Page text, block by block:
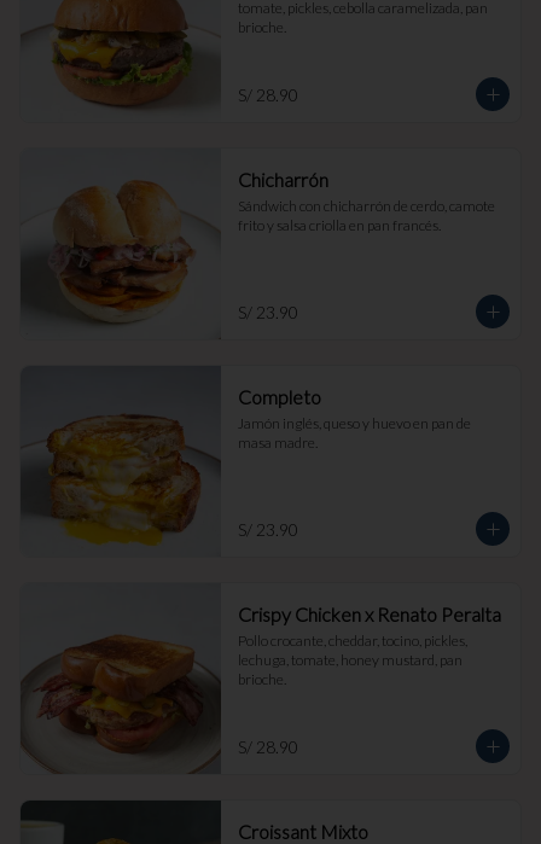
tomate, pickles, cebolla caramelizada, pan
brioche.
S/ 28.90
Chicharrón
Sándwich con chicharrón de cerdo, camote
frito y salsa criolla en pan francés.
S/ 23.90
Completo
Jamón inglés, queso y huevo en pan de
masa madre.
S/ 23.90
Crispy Chicken x Renato Peralta
Pollo crocante, cheddar, tocino, pickles,
lechuga, tomate, honey mustard, pan
brioche.
S/ 28.90
Croissant Mixto